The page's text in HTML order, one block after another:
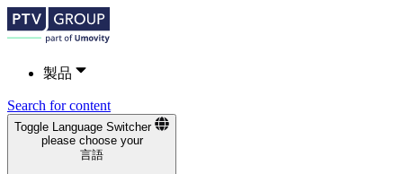
製品
Search for content
Toggle Language Switcher
please choose your
言語